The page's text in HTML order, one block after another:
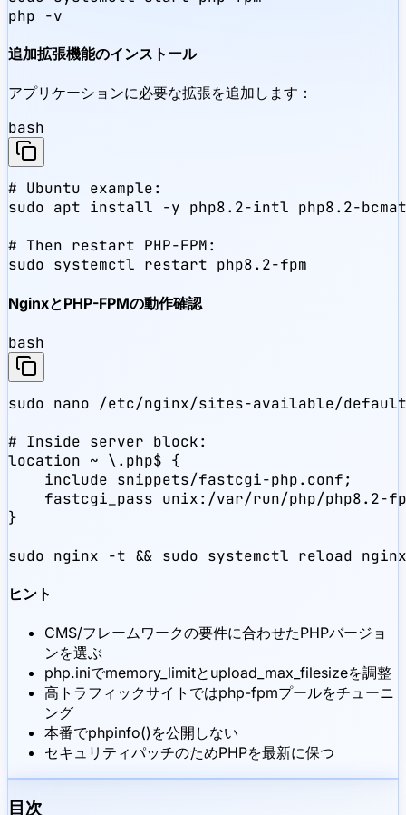
php -v
追加拡張機能のインストール
アプリケーションに必要な拡張を追加します：
bash
# Ubuntu example:
sudo apt install -y php8.2-intl php8.2-
# Then restart PHP-FPM:
sudo systemctl restart php8.2-fpm
NginxとPHP-FPMの動作確認
bash
sudo nano /etc/nginx/sites-available/default
# Inside server block:
location ~ \.php$ {
    include snippets/fastcgi-php.conf;
fastcgi_pass unix:/var/run/php/php8.2-
}
sudo nginx -t && sudo systemctl reload nginx
ヒント
CMS/フレームワークの要件に合わせたPHPバージョ
ンを選ぶ
php.iniでmemory_limitとupload_max_filesizeを調整
高トラフィックサイトではphp-fpmプールをチューニ
ング
本番でphpinfo()を公開しない
セキュリティパッチのためPHPを最新に保つ
目次